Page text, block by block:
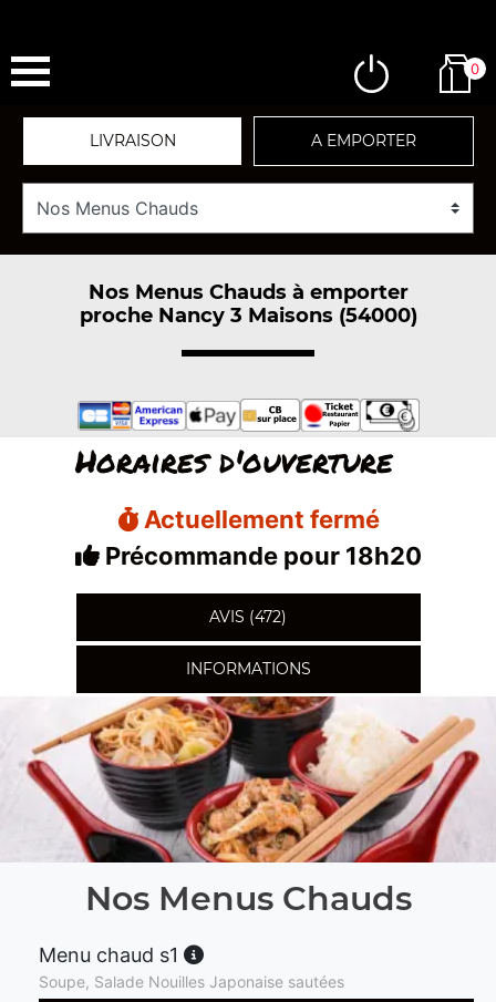
0
LIVRAISON A EMPORTER
Nos Menus Chauds à emporter
proche Nancy 3 Maisons (54000)
Horaires d'ouverture
Actuellement fermé
Précommande pour 18h20
AVIS (472)
INFORMATIONS
Nos Menus Chauds
Menu chaud s1
Soupe, Salade Nouilles Japonaise sautées